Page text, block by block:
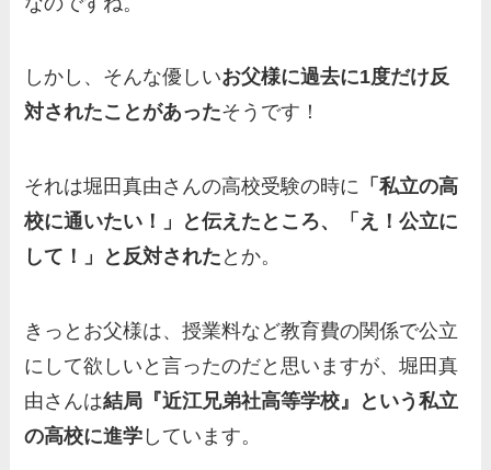
しかし、そんな優しいお父様に過去に1度だけ反
対されたことがあったそうです！
それは堀田真由さんの高校受験の時に 「私立の高
校に通いたい！」と伝えたところ、「え！公立に
して！」と反対された とか。
きっとお父様は、授業料など教育費の関係で公立
にして欲しいと言ったのだと思いますが、堀田真
由さんは結局『近江兄弟社高等学校』という私立
の高校に進学 しています。